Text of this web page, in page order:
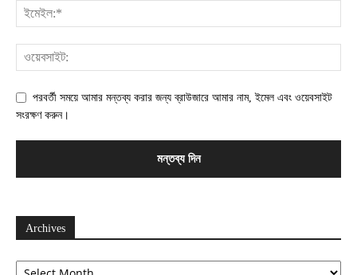
পরবর্তী সময়ে আমার মন্তব্য করার জন্য ব্রাউজারে আমার নাম, ইমেল এবং ওয়েবসাইট
সংরক্ষণ করুন।
Archives
Archives